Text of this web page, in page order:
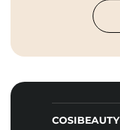
COSIBEAUTY